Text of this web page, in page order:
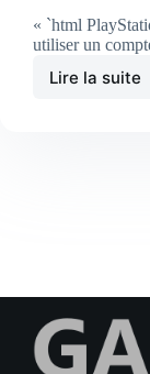
« `html
utiliser un
Lire la suite